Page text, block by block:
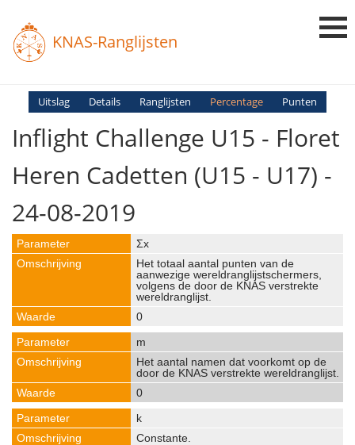
KNAS-Ranglijsten
Login
Ranglijsten
Uitslag Details Ranglijsten Percentage Punten
Inflight Challenge U15 - Floret
Heren Cadetten (U15 - U17) -
24-08-2019
Σx
Het totaal aantal punten van de
aanwezige wereldranglijstschermers,
volgens de door de KNAS verstrekte
wereldranglijst.
0
m
Het aantal namen dat voorkomt op de
door de KNAS verstrekte wereldranglijst.
0
k
Constante.